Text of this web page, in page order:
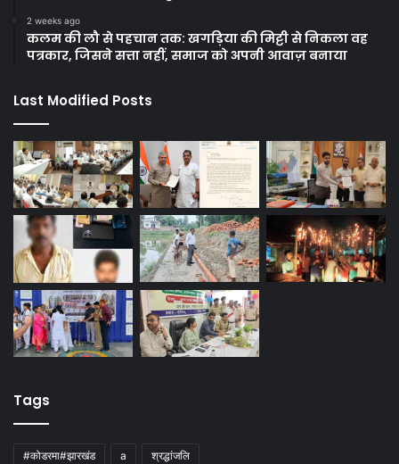
2 weeks ago
कलम की लौ से पहचान तक: खगड़िया की मिट्टी से निकला वह
पत्रकार, जिसने सत्ता नहीं, समाज को अपनी आवाज़ बनाया
Last Modified Posts
Tags
#कोडरमा#झारखंड a श्रद्धांजलि